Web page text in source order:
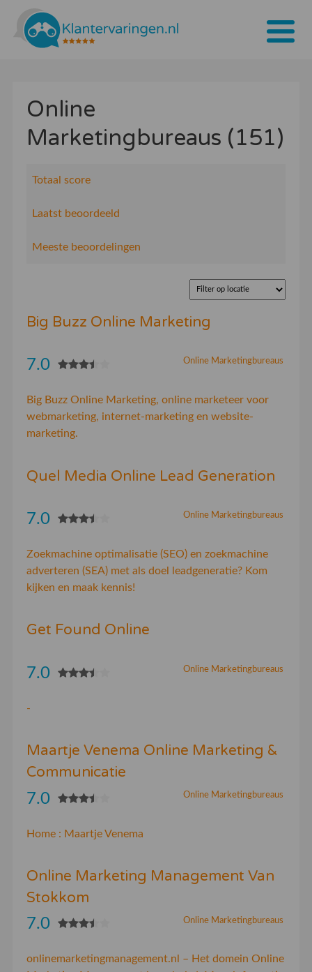
Tarieven
Bedrijven
Online
Marketingbureaus (151)
Totaal score
Laatst beoordeeld
Meeste beoordelingen
Big Buzz Online Marketing
Online Marketingbureaus
7.0
Big Buzz Online Marketing, online marketeer voor
webmarketing, internet-marketing en website-
marketing.
Quel Media Online Lead Generation
Online Marketingbureaus
7.0
Zoekmachine optimalisatie (SEO) en zoekmachine
adverteren (SEA) met als doel leadgeneratie? Kom
kijken en maak kennis!
Get Found Online
Online Marketingbureaus
7.0
-
Maartje Venema Online Marketing &
Communicatie
Online Marketingbureaus
7.0
Home : Maartje Venema
Online Marketing Management Van
Stokkom
Online Marketingbureaus
7.0
onlinemarketingmanagement.nl – Het domein Online